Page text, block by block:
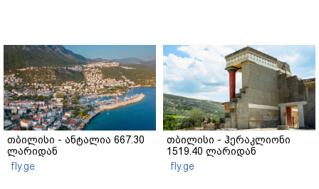
თბილისი - ანტალია 667.30
ლარიდან
fly.ge
თბილისი - ჰერაკლიონი
1519.40 ლარიდან
fly.ge